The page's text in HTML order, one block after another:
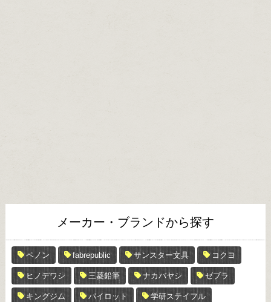
メーカー・ブランドから探す
ペノン fabrepublic サンスター文具 コクヨ
ヒノデワシ 三菱鉛筆 ナカバヤシ ゼブラ
キングジム パイロット 学研ステイフル